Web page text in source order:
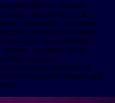
BRICS+ Fashion
с 28 по 30 августа.
программой, в которой
органов государственной
модных ассоциаций из
Турции, Эфиопии, ЮАР,
Они обсудили
модной индустрии,
сохранения уважения к